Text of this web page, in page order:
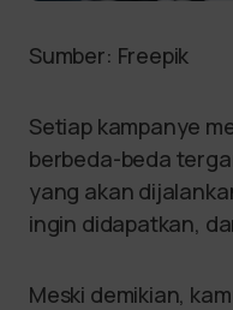
Sumber: Freepik
Setiap kampanye
berbeda-beda
yang akan
ingin didapatkan,
Meski demikian,